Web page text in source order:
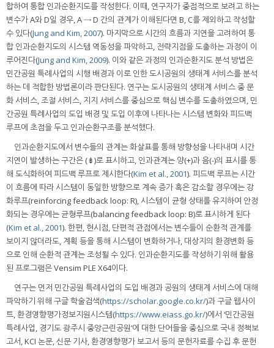
합하여 통합 인과순환지도를 작성한다. 이때, 연구자가 중점적으로 보려고 하는
변수가 A와 D일 경우, A → D 간의 관계가 이해된다면 B, C를 제외하고 작성할
수 있다(Jung and Kim, 2007). 마지막으로 시간의 흐름과 지연을 고려하여 통
합 인과순환지도의 시스템 역동성을 파악하고, 전략지점을 도출하는 과정이 이
루어진다(Jung and Kim, 2009). 이와 같은 과정의 인과순환지도 분석 방법은
민간공원 특례사업의 시행 배경과 이로 인한 도시공원의 생태계 서비스를 분석
하는 데 적합한 방법론이라 판단된다. 연구는 도시공원의 생태계 서비스 중 문
화 서비스, 조절 서비스, 지지 서비스를 중심으로 핵심 변수를 도출하였으며, 민
간공원 특례사업의 도입 배경 및 도입 이후에 나타나는 시스템 변화와 피드백
루프에 초점을 두고 인과순환구조를 분석했다.
인과순환지도에서 변수들의 관계는 화살표를 통해 방향성을 나타내며 시간
지연이 발생하는 구간은 (⇟)로 표시하고, 인과관계는 양(+)과 음(-)의 표시를 통
해 도식화하여 피드백 루프로 제시한다(Kim et al., 2001). 피드백 루프는 시간
이 흐름에 따라 시스템이 동일한 방향으로 계속 증가 혹은 감소할 경우에는 강
화루프(reinforcing feedback loop: R), 시스템이 균형 상태를 유지하여 안정
화되는 경우에는 균형루프(balancing feedback loop: B)로 표시하게 된다
(Kim et al., 2001). 한편, 현시점, 단편적 관점에서는 변수들이 순환적 관계를
보이지 않더라도, 계획 등을 통해 시스템이 변화하거나, 대상지의 환경변화 등
으로 인해 순환적 관계는 조성될 수 있다. 인과순환지도를 작성하기 위해 활용
된 프로그램은 Vensim PLE X64이다.
연구는 먼저 민간공원 특례사업의 도입 배경과 공원의 생태계 서비스에 대해
파악하기 위해 구글 학술검색(https://scholar.google.co.kr/)과 구글 웹사이
트, 환경영향평가정보지원시스템(https://www.eiass.go.kr/)에서 ‘민간공원
특례사업, 경기도 광주시 중앙근린공원’에 대한 단어들을 중심으로 국내 정책보
고서, KCI 논문, 신문 기사, 환경영향평가 보고서 등의 문헌자료를 수집 후 문헌